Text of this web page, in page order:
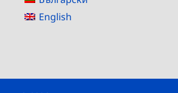
English